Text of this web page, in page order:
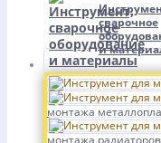
сварочное
и
монтажа
монтажа радиаторов